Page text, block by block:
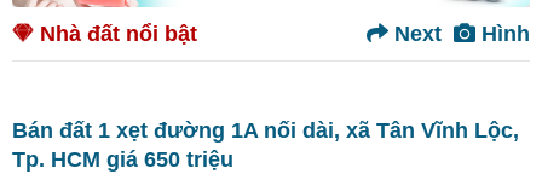
Nhà đất nổi bật Hình
Next
Bán đất 1 xẹt đường 1A nối dài, xã Tân Vĩnh Lộc,
Tp. HCM giá 650 triệu